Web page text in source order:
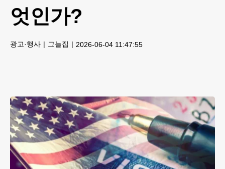
엇인가?
광고·행사 그늘집 2026-06-04 11:47:55